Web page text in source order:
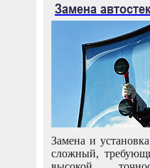
Замена
Замена и
сложный,